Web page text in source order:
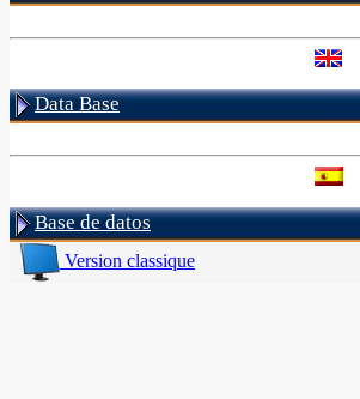
Data Base
Base de datos
Version classique